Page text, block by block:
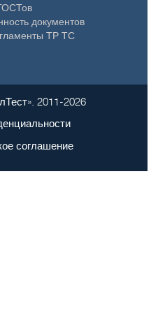
документов
ТР ТС
2011-2026
соглашение